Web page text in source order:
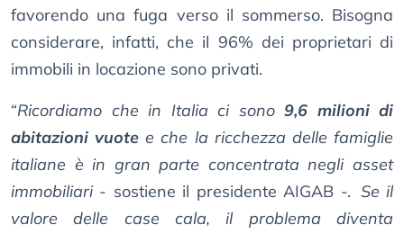
favorendo una fuga verso il sommerso. Bisogna
considerare, infatti, che il 96% dei proprietari di
immobili in locazione sono privati.
“Ricordiamo che in Italia ci sono 9,6 milioni di
abitazioni vuote e che la ricchezza delle famiglie
italiane è in gran parte concentrata negli asset
immobiliari- sostiene il presidente AIGAB -. Se il
valore delle case cala, il problema diventa